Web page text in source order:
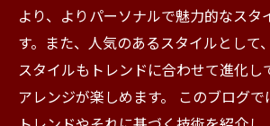
より、よりパーソナルで魅力的なスタ
す。また、人気のあるスタイルとして
スタイルもトレンドに合わせて進化し
アレンジが楽しめます。 このブログ